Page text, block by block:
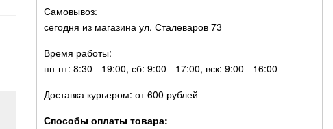
Самовывоз:
сегодня из магазина ул. Сталеваров 73
Время работы:
пн-пт: 8:30 - 19:00, сб: 9:00 - 17:00, вск: 9:00 - 16:00
Доставка курьером: от 600 рублей
Способы оплаты товара: